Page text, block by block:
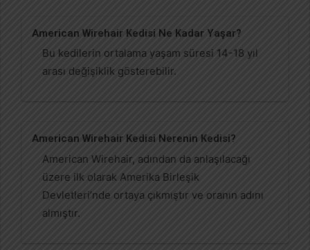
American Wirehair Kedisi Ne Kadar Yaşar?
Bu kedilerin ortalama yaşam süresi 14-18 yıl
arası değişiklik gösterebilir.
American Wirehair Kedisi Nerenin Kedisi?
American Wirehair, adından da anlaşılacağı
üzere ilk olarak Amerika Birleşik
Devletleri’nde ortaya çıkmıştır ve oranın adını
almıştır.